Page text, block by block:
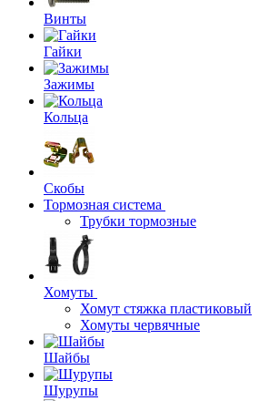
Винты
Гайки
Зажимы
Кольца
Скобы
Тормозная система
Трубки тормозные
Хомуты
Хомут стяжка пластиковый
Хомуты червячные
Шайбы
Шурупы